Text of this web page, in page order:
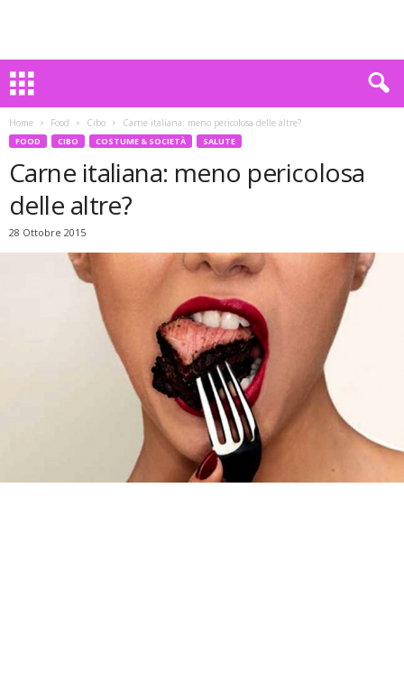
Home Food Cibo Carne italiana: meno pericolosa delle altre?
FOOD CIBO COSTUME & SOCIETÀ SALUTE
Carne italiana: meno pericolosa
delle altre?
28 Ottobre 2015